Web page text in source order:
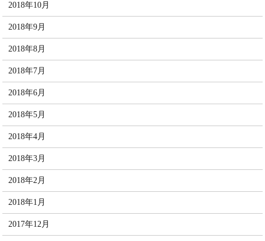
2018年10月
2018年9月
2018年8月
2018年7月
2018年6月
2018年5月
2018年4月
2018年3月
2018年2月
2018年1月
2017年12月